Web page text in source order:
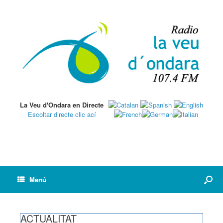
La Veu d'Ondara en Directe
Escoltar directe clic ací
Menú
ACTUALITAT